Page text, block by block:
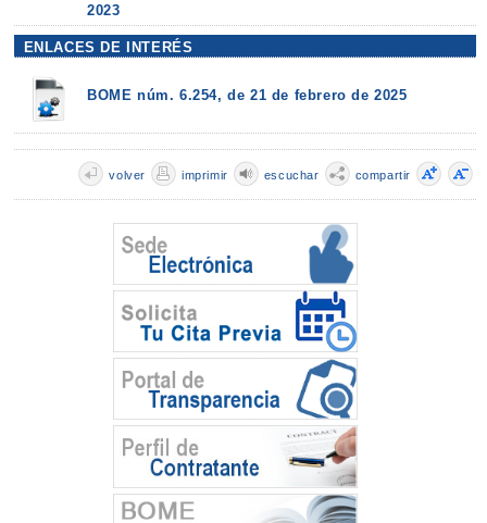
2023
ENLACES DE INTERÉS
BOME núm. 6.254, de 21 de febrero de 2025
compartir
escuchar
imprimir
volver